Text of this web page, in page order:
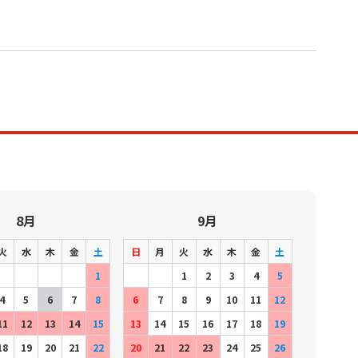
8月
水 木 金
土
1
4 5 6 7
8
12 13 14
15
19 20 21 22
9月
日 月 火 水 木 金
土
1
2 3 4
5
6
7 8 9 10 11
12
13
14 15 16 17 18
19
20
21 22 23 24 25 26